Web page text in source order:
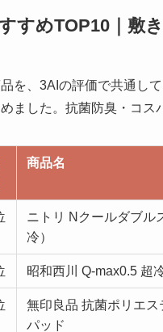
すめTOP10｜敷
を、3AIの評価で共通し
めました。抗菌防臭・コス
商品名
ニトリ Nクールダブル
冷）
昭和西川 Q-max0.5 超
無印良品 抗菌ポリエス
パッド